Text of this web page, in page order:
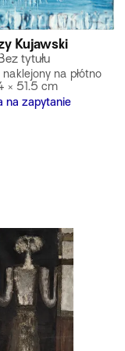
Kujawski
tytułu
na płótno
× 51.5 cm
na zapytanie